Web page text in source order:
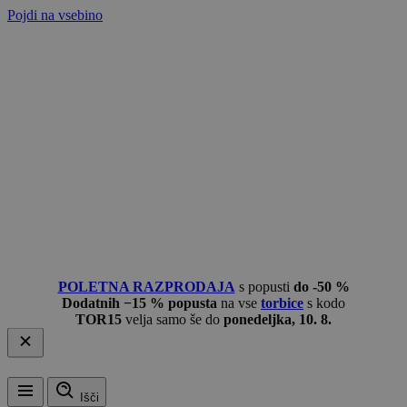
Pojdi na vsebino
POLETNA RAZPRODAJA s popusti do -50 %
Dodatnih −15 % popusta na vse torbice s kodo
TOR15 velja samo še do ponedeljka, 10. 8.
Išči